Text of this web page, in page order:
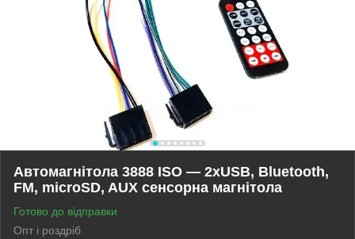
Автомагнітола 3888 ISO — 2xUSB, Bluetooth,
FM, microSD, AUX сенсорна магнітола
Готово до відправки
Опт і роздріб